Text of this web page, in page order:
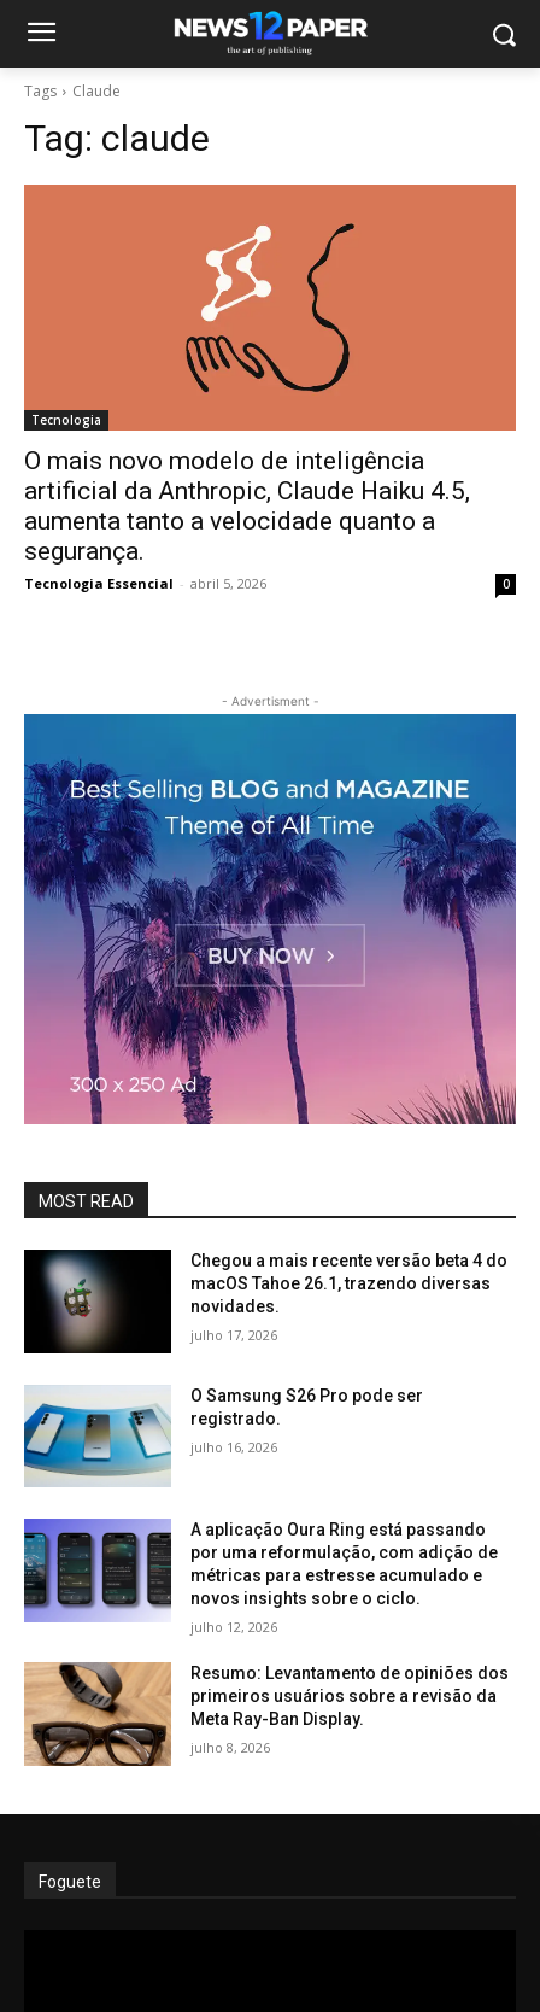
Tags Claude
Tag: claude
Tecnologia
O mais novo modelo de inteligência
artificial da Anthropic, Claude Haiku 4.5,
aumenta tanto a velocidade quanto a
segurança.
Tecnologia Essencial - abril 5, 2026 0
- Advertisment -
MOST READ
Chegou a mais recente versão beta 4 do
macOS Tahoe 26.1, trazendo diversas
novidades.
julho 17, 2026
O Samsung S26 Pro pode ser
registrado.
julho 16, 2026
A aplicação Oura Ring está passando
por uma reformulação, com adição de
métricas para estresse acumulado e
novos insights sobre o ciclo.
julho 12, 2026
Resumo: Levantamento de opiniões dos
primeiros usuários sobre a revisão da
Meta Ray-Ban Display.
julho 8, 2026
Foguete